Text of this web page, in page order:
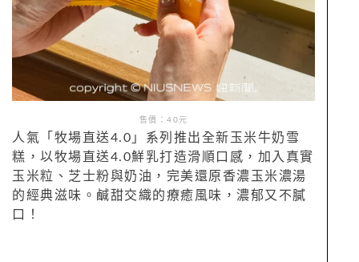
售價：40元
人氣「牧場直送4.0」系列推出全新玉米牛奶雪
糕，以牧場直送4.0鮮乳打造滑順口感，加入真實
玉米粒、芝士粉與奶油，完美還原香濃玉米濃湯
的經典滋味。鹹甜交織的療癒風味，濃郁又不膩
口！